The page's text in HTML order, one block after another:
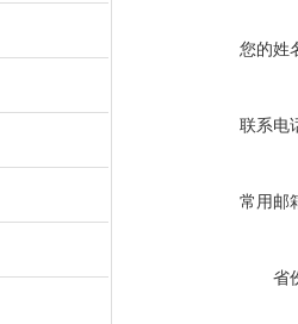
您的姓
联系电
常用邮
省